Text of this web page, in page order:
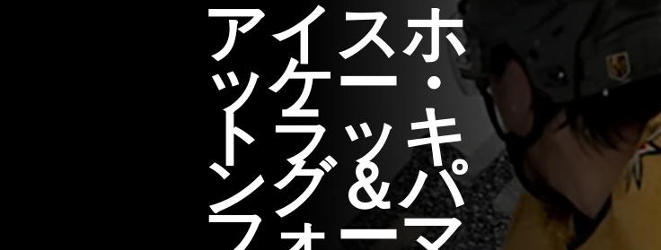
アイスホ
ッケー・
トラッキ
ング＆パ